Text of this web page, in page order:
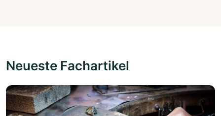
Neueste Fachartikel